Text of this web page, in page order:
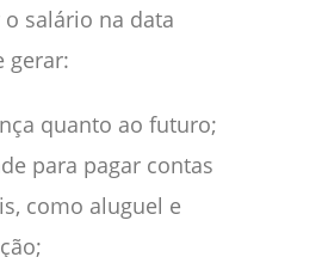
salário na data
gerar:
quanto ao futuro;
para pagar contas
como aluguel e